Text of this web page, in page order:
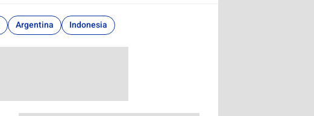
Argentina Indonesia